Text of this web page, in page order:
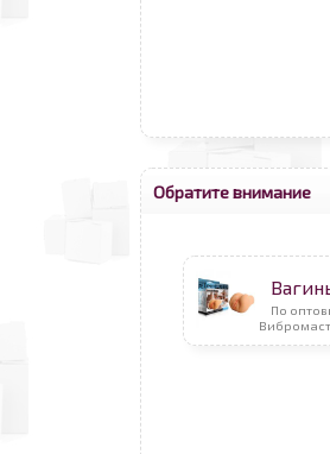
Обратите внимание
По